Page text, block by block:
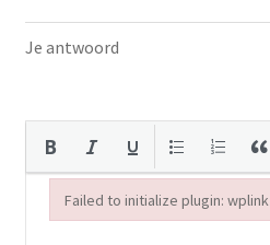
Je antwoord
Failed to initialize plugin: wplink
Failed to initialize plugin: wplink